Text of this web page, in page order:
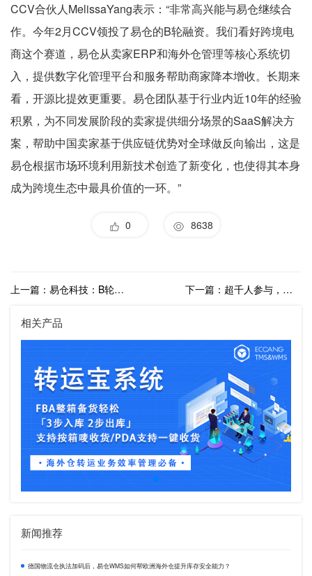
CCV合伙人MelissaYang表示：“非常高兴能与易仓继续合
作。今年2月CCV领投了易仓的B轮融资。我们看好跨境电
商这个赛道，易仓从卖家ERP和海外仓管理等核心系统切
入，提供数字化管理平台和服务帮助商家降本增收。长期来
看，开源比提效更重要。易仓团队基于行业内近10年的经验
积累，为不同发展阶段的卖家提供细分场景的SaaS解决方
案，帮助中国卖家基于供应链优势对全球做反向输出，这是
易仓根据市场环境利用新技术创造了新变化，也使得其本身
成为跨境生态中最具价值的一环。”
0 8638
上一篇：易仓科技：B轮4000万美元融资将用于人才引进和产研创新 下一篇：超千人参与，干货满满的第四届物流大会完美收官！！
相关产品
新闻推荐
德国物流仓执法加码后，易仓WMS如何帮欧洲海外仓提升库存安全能力？